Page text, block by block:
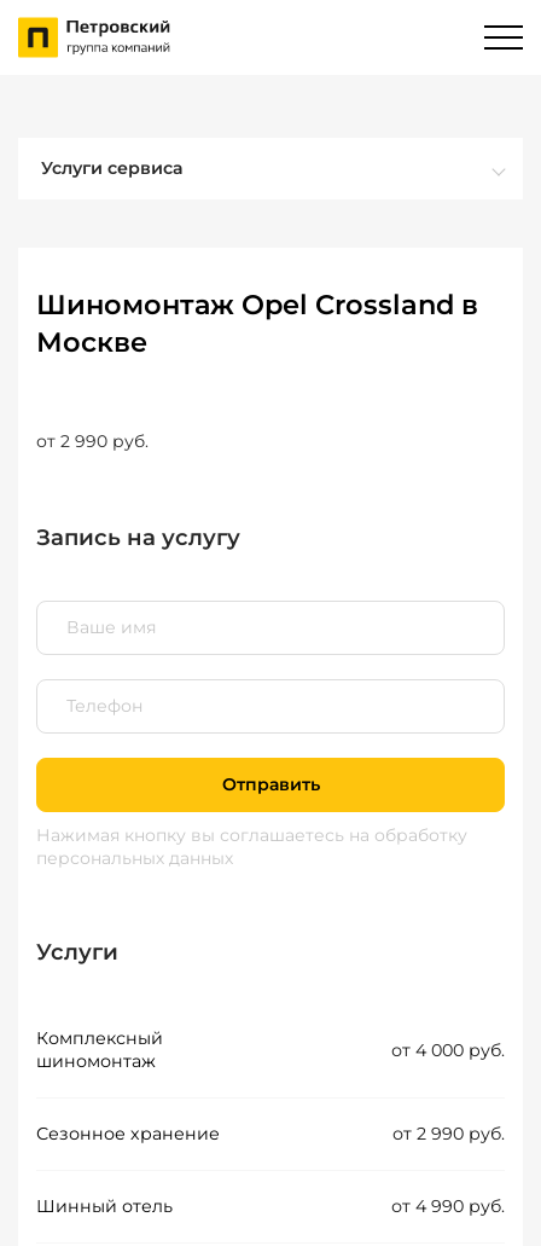
Услуги сервиса
Шиномонтаж Opel Crossland в
Москве
от 2 990 руб.
Запись на услугу
Отправить
Нажимая кнопку вы соглашаетесь на обработку
персональных данных
Услуги
Комплексный
шиномонтаж
от 4 000 руб.
Сезонное хранение от 2 990 руб.
Шинный отель от 4 990 руб.